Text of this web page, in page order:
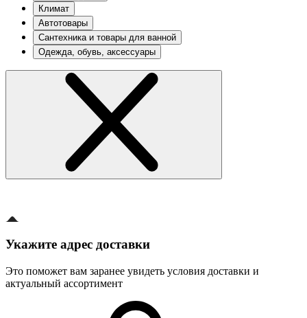
Климат
Автотовары
Сантехника и товары для ванной
Одежда, обувь, аксессуары
Укажите адрес доставки
Это поможет вам заранее увидеть условия доставки и
актуальный ассортимент